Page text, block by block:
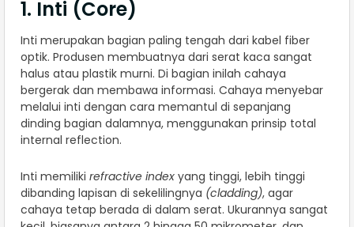
1. Inti (Core)
Inti merupakan bagian paling tengah dari kabel fiber
optik. Produsen membuatnya dari serat kaca sangat
halus atau plastik murni. Di bagian inilah cahaya
bergerak dan membawa informasi. Cahaya menyebar
melalui inti dengan cara memantul di sepanjang
dinding bagian dalamnya, menggunakan prinsip total
internal reflection.
Inti memiliki refractive index yang tinggi, lebih tinggi
dibanding lapisan di sekelilingnya (cladding), agar
cahaya tetap berada di dalam serat. Ukurannya sangat